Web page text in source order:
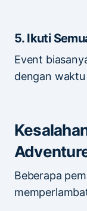
5. Ikuti
Event
dengan
Beberapa